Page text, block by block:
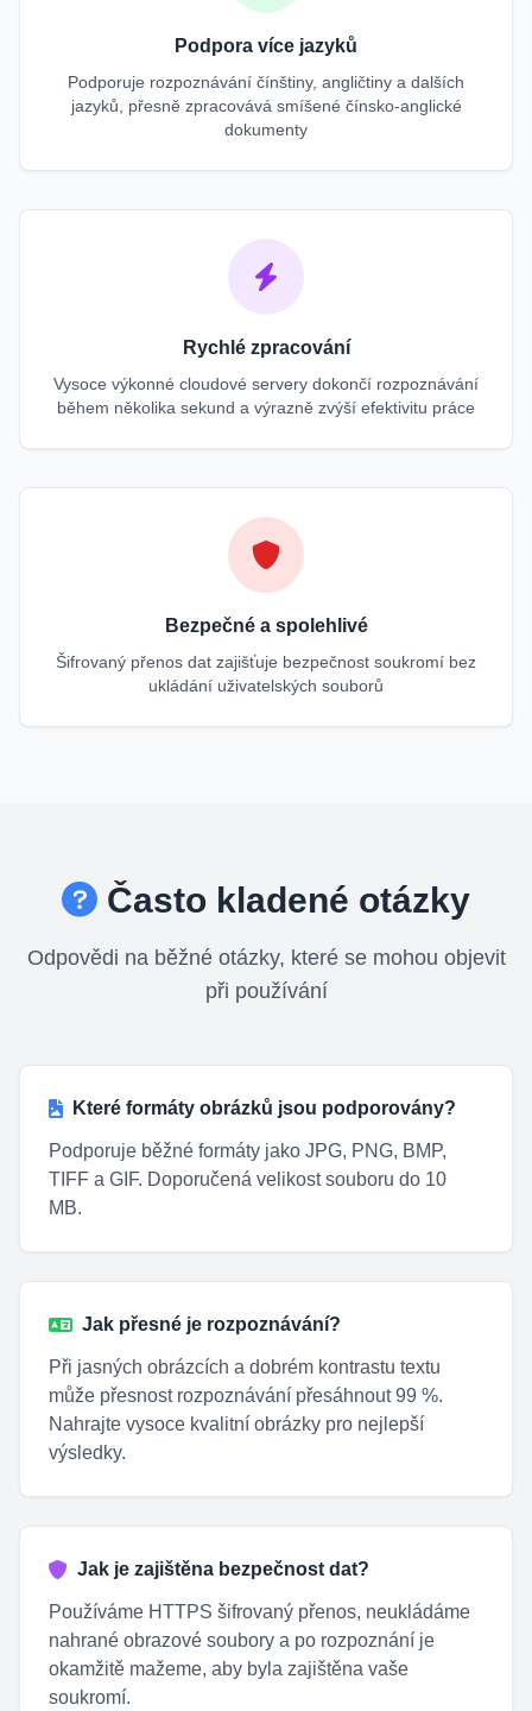
Podpora více jazyků
Podporuje rozpoznávání čínštiny, angličtiny a dalších
jazyků, přesně zpracovává smíšené čínsko-anglické
dokumenty
Rychlé zpracování
Vysoce výkonné cloudové servery dokončí rozpoznávání
během několika sekund a výrazně zvýší efektivitu práce
Bezpečné a spolehlivé
Šifrovaný přenos dat zajišťuje bezpečnost soukromí bez
ukládání uživatelských souborů
Často kladené otázky
Odpovědi na běžné otázky, které se mohou objevit
při používání
Které formáty obrázků jsou podporovány?
Podporuje běžné formáty jako JPG, PNG, BMP,
TIFF a GIF. Doporučená velikost souboru do 10
MB.
Jak přesné je rozpoznávání?
Při jasných obrázcích a dobrém kontrastu textu
může přesnost rozpoznávání přesáhnout 99 %.
Nahrajte vysoce kvalitní obrázky pro nejlepší
výsledky.
Jak je zajištěna bezpečnost dat?
Používáme HTTPS šifrovaný přenos, neukládáme
nahrané obrazové soubory a po rozpoznání je
okamžitě mažeme, aby byla zajištěna vaše
soukromí.